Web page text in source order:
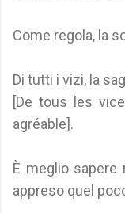
Come regola, la
Di tutti i vizi, la
[De tous les
agréable].
È meglio sapere
appreso quel